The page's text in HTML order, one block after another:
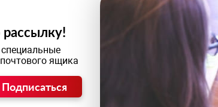
ящика
Подписаться